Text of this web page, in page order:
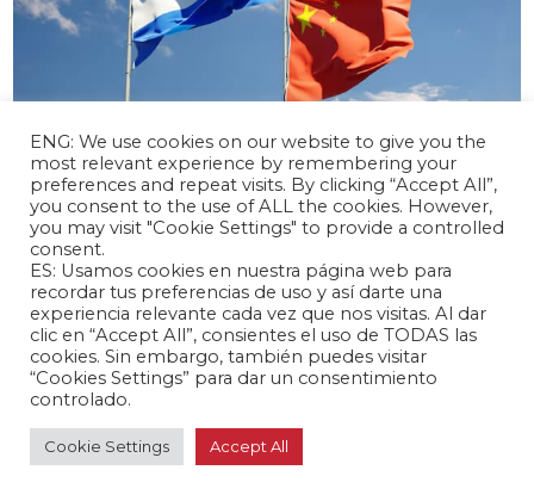
abril 17, 2024 /
El Salvador y China inician negociaciones
para un TLC
Latinoamérica 🌎
ENG: We use cookies on our website to give you the
most relevant experience by remembering your
preferences and repeat visits. By clicking “Accept All”,
you consent to the use of ALL the cookies. However,
you may visit "Cookie Settings" to provide a controlled
consent.
ES: Usamos cookies en nuestra página web para
recordar tus preferencias de uso y así darte una
experiencia relevante cada vez que nos visitas. Al dar
clic en “Accept All”, consientes el uso de TODAS las
cookies. Sin embargo, también puedes visitar
“Cookies Settings” para dar un consentimiento
controlado.
Cookie Settings Accept All